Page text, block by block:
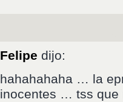
Felipe dijo:
hahahahaha … la
inocentes … tss que